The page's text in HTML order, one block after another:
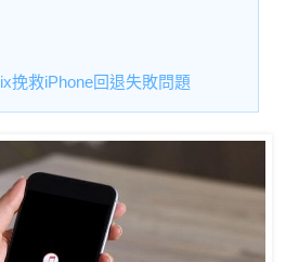
挽救iPhone回退失敗問題